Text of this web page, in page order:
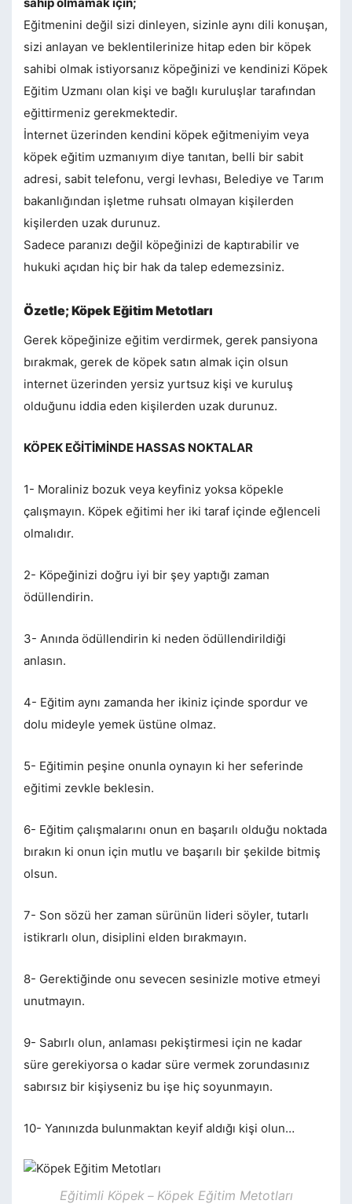
Eğitmenini değil sizi dinleyen, sizinle aynı dili konuşan,
sizi anlayan ve beklentilerinize hitap eden bir köpek
sahibi olmak istiyorsanız köpeğinizi ve kendinizi Köpek
Eğitim Uzmanı olan kişi ve bağlı kuruluşlar tarafından
eğittirmeniz gerekmektedir.
İnternet üzerinden kendini köpek eğitmeniyim veya
köpek eğitim uzmanıyım diye tanıtan, belli bir sabit
adresi, sabit telefonu, vergi levhası, Belediye ve Tarım
bakanlığından işletme ruhsatı olmayan kişilerden
kişilerden uzak durunuz.
Sadece paranızı değil köpeğinizi de kaptırabilir ve
hukuki açıdan hiç bir hak da talep edemezsiniz.
Özetle; Köpek Eğitim Metotları
Gerek köpeğinize eğitim verdirmek, gerek pansiyona
bırakmak, gerek de köpek satın almak için olsun
internet üzerinden yersiz yurtsuz kişi ve kuruluş
olduğunu iddia eden kişilerden uzak durunuz.
KÖPEK EĞİTİMİNDE HASSAS NOKTALAR
1- Moraliniz bozuk veya keyfiniz yoksa köpekle
çalışmayın. Köpek eğitimi her iki taraf içinde eğlenceli
olmalıdır.
2- Köpeğinizi doğru iyi bir şey yaptığı zaman
ödüllendirin.
3- Anında ödüllendirin ki neden ödüllendirildiği
anlasın.
4- Eğitim aynı zamanda her ikiniz içinde spordur ve
dolu mideyle yemek üstüne olmaz.
5- Eğitimin peşine onunla oynayın ki her seferinde
eğitimi zevkle beklesin.
6- Eğitim çalışmalarını onun en başarılı olduğu noktada
bırakın ki onun için mutlu ve başarılı bir şekilde bitmiş
olsun.
7- Son sözü her zaman sürünün lideri söyler, tutarlı
istikrarlı olun, disiplini elden bırakmayın.
8- Gerektiğinde onu sevecen sesinizle motive etmeyi
unutmayın.
9- Sabırlı olun, anlaması pekiştirmesi için ne kadar
süre gerekiyorsa o kadar süre vermek zorundasınız
sabırsız bir kişiyseniz bu işe hiç soyunmayın.
10- Yanınızda bulunmaktan keyif aldığı kişi olun…
Eğitimli Köpek– Köpek Eğitim Metotları